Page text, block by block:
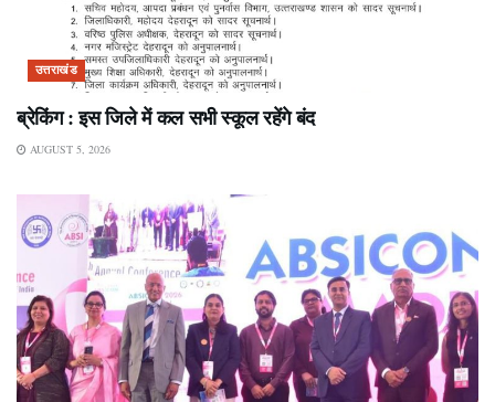
उत्तराखंड
ब्रेकिंग : इस जिले में कल सभी स्कूल रहेंगे बंद
AUGUST 5, 2026